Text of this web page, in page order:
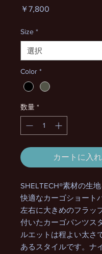
￥7,800
Size *
Color *
数量 *
カートに入
SHELTECH®素材の生
快適なカーゴショート
左右に大きめのフラッ
付いたカーゴパンツス
ルエットは程よい太さ
あるスタイルです。ナ